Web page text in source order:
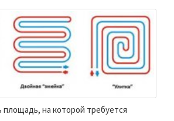
на которой требуется